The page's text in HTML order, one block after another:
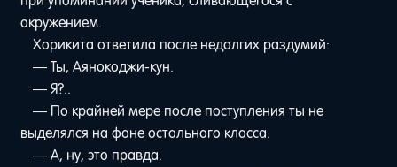
окружением.
Хорикита ответила после недолгих раздумий:
— Ты, Аянокоджи-кун.
— Я?..
— По крайней мере после поступления ты не
выделялся на фоне остального класса.
— А, ну, это правда.